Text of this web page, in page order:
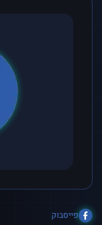
פייסבוק